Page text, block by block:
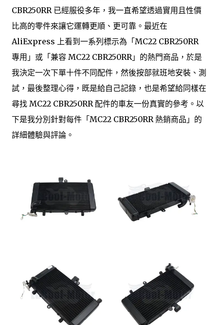
CBR250RR 已經服役多年，我一直希望透過實用且性價
比高的零件來讓它運轉更順、更可靠。最近在
AliExpress 上看到一系列標示為「MC22 CBR250RR
專用」或「兼容 MC22 CBR250RR」的熱門商品，於是
我決定一次下單十件不同配件，然後按部就班地安裝、測
試，最後整理心得，既是給自己記錄，也是希望給同樣在
尋找 MC22 CBR250RR 配件的車友一份真實的參考。以
下是我分別針對每件「MC22 CBR250RR 熱銷商品」的
詳細體驗與評論。